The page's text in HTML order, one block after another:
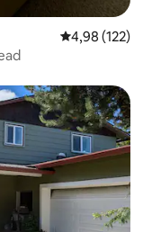
Évaluation
4,98 (122)